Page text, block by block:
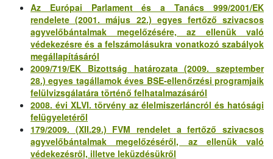
Az Európai Parlament és a Tanács 999/2001/EK
rendelete (2001. május 22.) egyes fertőző szivacsos
agyvelőbántalmak megelőzésére, az ellenük való
védekezésre és a felszámolásukra vonatkozó szabályok
megállapításáról
2009/719/EK Bizottság határozata (2009. szeptember
28.) egyes tagállamok éves BSE-ellenőrzési programjaik
felülvizsgálatára történő felhatalmazásáról
2008. évi XLVI. törvény az élelmiszerláncról és hatósági
felügyeletéről
179/2009. (XII.29.) FVM rendelet a fertőző szivacsos
agyvelőbántalmak megelőzéséről, az ellenük való
védekezésről, illetve leküzdésükről